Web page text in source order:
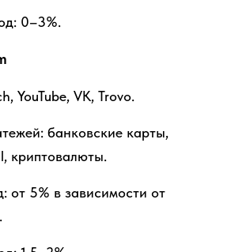
0–3%.
YouTube, VK, Trovo.
банковские карты,
криптовалюты.
от 5% в зависимости от